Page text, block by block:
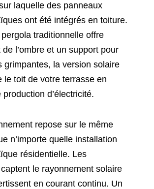
laquelle des panneaux
ont été intégrés en toiture.
traditionnelle offre
l’ombre et un support pour
grimpantes, la version solaire
le toit de votre terrasse en
d’électricité.
repose sur le même
n’importe quelle installation
résidentielle. Les
le rayonnement solaire
en courant continu. Un